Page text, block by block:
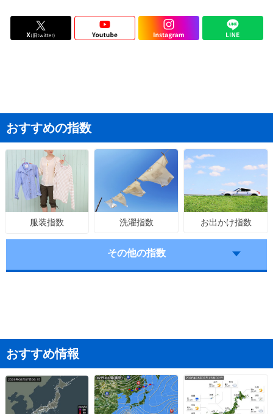
おすすめの指数
服装指数 洗濯指数 お出かけ指数
その他の指数
おすすめ情報